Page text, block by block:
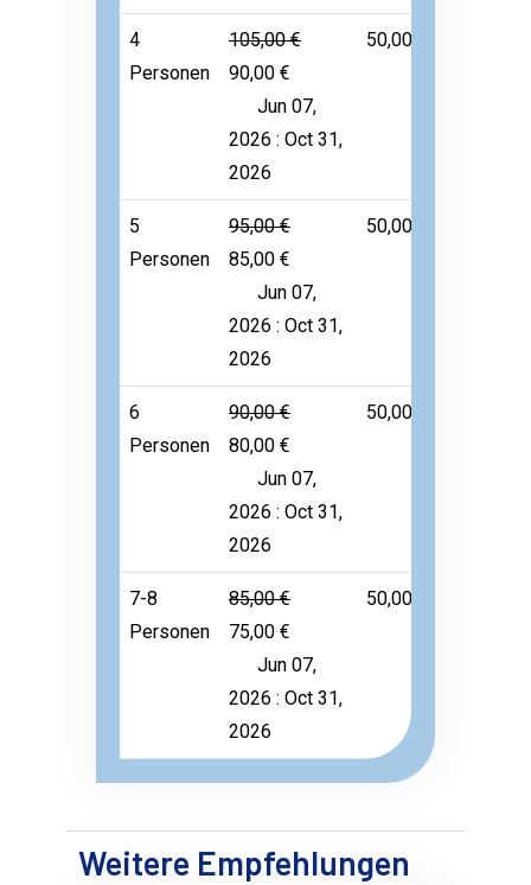
4
Personen
105,00 €
90,00 €
Jun 07,
2026 : Oct 31,
2026
50,00 €
5
Personen
95,00 €
85,00 €
Jun 07,
2026 : Oct 31,
2026
50,00 €
6
Personen
90,00 €
80,00 €
Jun 07,
2026 : Oct 31,
2026
50,00 €
7-8
Personen
85,00 €
75,00 €
Jun 07,
2026 : Oct 31,
2026
50,00 €
Weitere Empfehlungen